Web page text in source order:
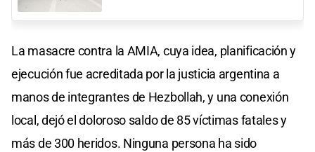
La masacre contra la AMIA, cuya idea, planificación y
ejecución fue acreditada por la justicia argentina a
manos de integrantes de Hezbollah, y una conexión
local, dejó el doloroso saldo de 85 víctimas fatales y
más de 300 heridos. Ninguna persona ha sido